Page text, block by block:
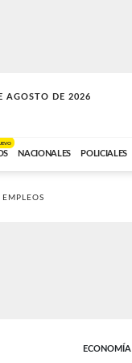
AGOSTO DE 2026
ROMANCE
NACIONALES POLICIALES
ECONOMÍA